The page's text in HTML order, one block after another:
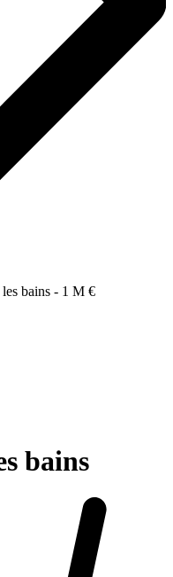
bains - 1 M €
bains